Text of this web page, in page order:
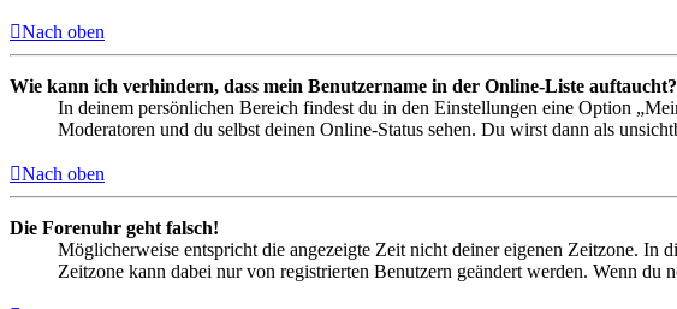
Nach oben
Wie kann ich verhindern, dass mein Benutzername in der Online-Liste auftaucht?
In deinem persönlichen Bereich findest du in den Einstellungen eine Option
Moderatoren und du selbst deinen Online-Status sehen. Du wirst dann als
Nach oben
Die Forenuhr geht falsch!
Möglicherweise entspricht die angezeigte Zeit nicht deiner eigenen Zeitzone. In
Zeitzone kann dabei nur von registrierten Benutzern geändert werden. Wenn